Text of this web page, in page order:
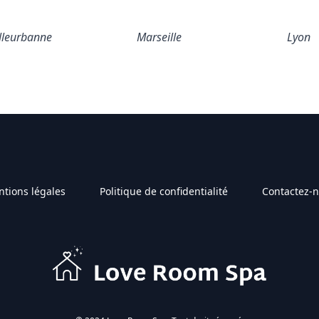
Marseille Lyon
légales Politique de confidentialité Contactez-